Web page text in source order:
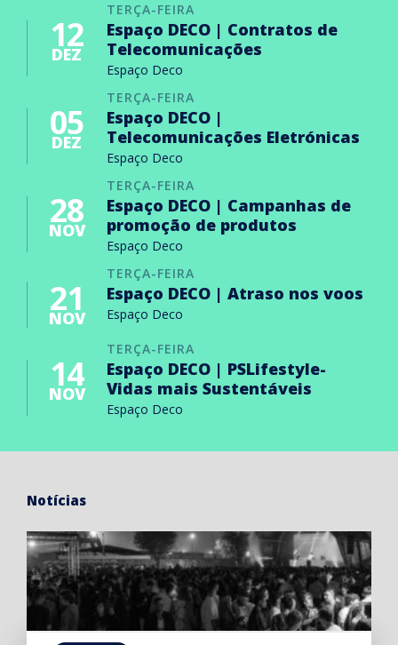
TERÇA-FEIRA
12
DEZ
Espaço DECO | Contratos de
Telecomunicações
Espaço Deco
TERÇA-FEIRA
05
DEZ
Espaço DECO |
Telecomunicações Eletrónicas
Espaço Deco
TERÇA-FEIRA
28
NOV
Espaço DECO | Campanhas de
promoção de produtos
Espaço Deco
TERÇA-FEIRA
21
NOV
Espaço DECO | Atraso nos voos
Espaço Deco
TERÇA-FEIRA
14
NOV
Espaço DECO | PSLifestyle-
Vidas mais Sustentáveis
Espaço Deco
Notícias